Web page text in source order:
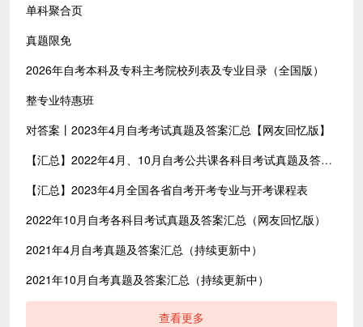
单科聚合页
真题限免
2026年自考本科及专科主考院校列表及专业目录（全国版）
整专业特惠班
对答案丨2023年4月自考考试真题及答案汇总【网友回忆版】
【汇总】2022年4月、10月自考公共课各科目考试真题及答案汇总（共含24科目）
【汇总】2023年4月全国各省自考开考专业与开考课程表
2022年10月自考各科目考试真题及答案汇总（网友回忆版）
2021年4月自考真题及答案汇总（持续更新中）
2021年10月自考真题及答案汇总（持续更新中）
查看更多